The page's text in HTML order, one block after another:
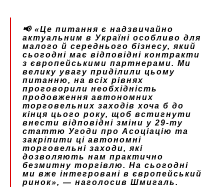
📢«Це питання є надзвичайно
актуальним в Україні особливо для
малого й середнього бізнесу, який
сьогодні має відповідні контракти
з європейськими партнерами. Ми
велику увагу приділили цьому
питанню, на всіх рівнях
проговорили необхідність
продовження автономних
торговельних заходів хоча б до
кінця цього року, щоб встигнути
внести відповідні зміни у 29-ту
статтю Угоди про Асоціацію та
закріпити ці автономні
торговельні заходи, які
дозволяють нам практично
безмитну торгівлю. На сьогодні
ми вже інтегровані в європейський
ринок», — наголосив Шмигаль.